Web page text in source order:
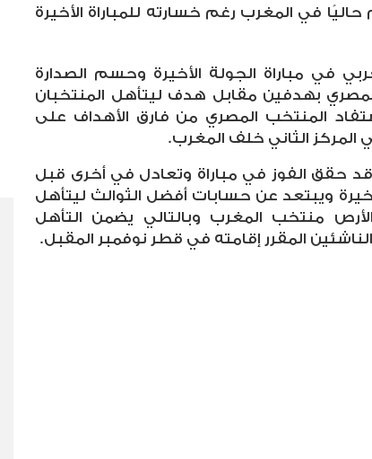
حاليًا في المغرب رغم خسارته للمباراة الأخيرة
في مباراة الجولة الأخيرة وحسم الصدارة
بهدفين مقابل هدف ليتأهل المنتخبان
المنتخب المصري من فارق الأهداف على
المركز الثاني خلف المغرب.
حقق الفوز في مباراة وتعادل في أخرى قبل
ويبتعد عن حسابات أفضل الثوالث ليتأهل
منتخب المغرب وبالتالي يضمن التأهل
المقرر إقامته في قطر نوفمبر المقبل.